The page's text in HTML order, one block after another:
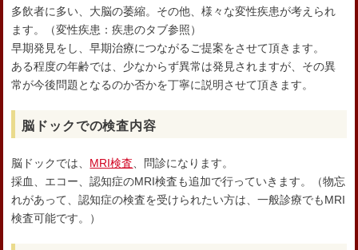
多飲者に多い、大脳の萎縮。その他、様々な変性疾患が考えられ
ます。（変性疾患：疾患のタブ参照）
早期発見をし、早期治療につながるご提案をさせて頂きます。
ある程度の年齢では、少なからず異常は発見されますが、その異
常が今後問題となるのか否かを丁寧に説明させて頂きます。
脳ドックでの検査内容
脳ドックでは、 MRI検査 、問診になります。
採血、エコー、認知症のMRI検査も追加で行っていきます。（物忘
れがあって、認知症の検査を受けられたい方は、一般診療でもMRI
検査可能です。）